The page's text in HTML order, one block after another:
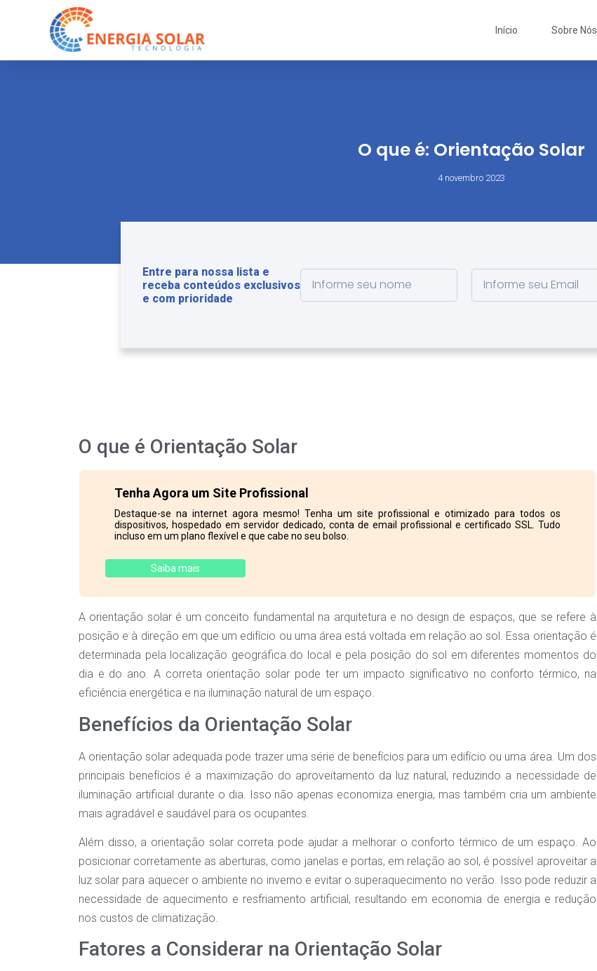
Início Sobre Nós
O que é: Orientação Solar
4 novembro 2023
Entre para nossa lista e
receba conteúdos exclusivos
e com prioridade
O que é Orientação Solar
Tenha Agora um Site Profissional
Destaque-se na internet agora mesmo! Tenha um site profissional e otimizado para todos os
dispositivos, hospedado em servidor dedicado, conta de email profissional e certificado SSL. Tudo
incluso em um plano flexível e que cabe no seu bolso.
Saiba mais
A orientação solar é um conceito fundamental na arquitetura e no design de espaços, que se refere à
posição e à direção em que um edifício ou uma área está voltada em relação ao sol. Essa orientação é
determinada pela localização geográfica do local e pela posição do sol em diferentes momentos do
dia e do ano. A correta orientação solar pode ter um impacto significativo no conforto térmico, na
eficiência energética e na iluminação natural de um espaço.
Benefícios da Orientação Solar
A orientação solar adequada pode trazer uma série de benefícios para um edifício ou uma área. Um dos
principais benefícios é a maximização do aproveitamento da luz natural, reduzindo a necessidade de
iluminação artificial durante o dia. Isso não apenas economiza energia, mas também cria um ambiente
mais agradável e saudável para os ocupantes.
Além disso, a orientação solar correta pode ajudar a melhorar o conforto térmico de um espaço. Ao
posicionar corretamente as aberturas, como janelas e portas, em relação ao sol, é possível aproveitar a
luz solar para aquecer o ambiente no inverno e evitar o superaquecimento no verão. Isso pode reduzir a
necessidade de aquecimento e resfriamento artificial, resultando em economia de energia e redução
nos custos de climatização.
Fatores a Considerar na Orientação Solar